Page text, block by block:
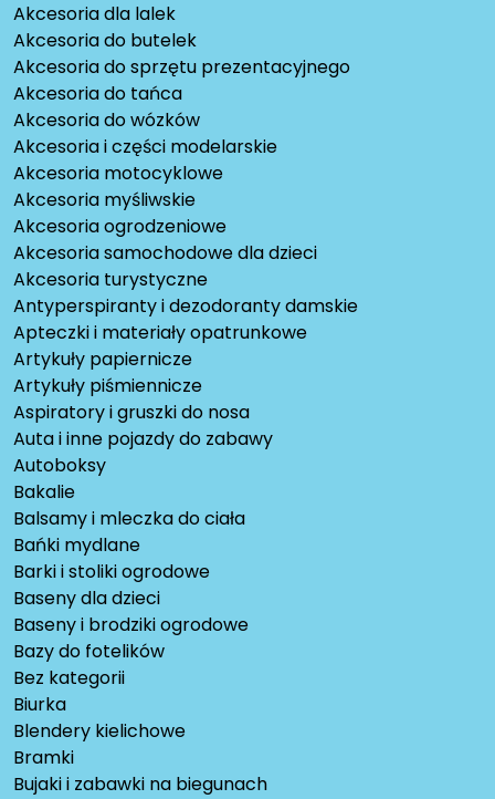
Akcesoria dla lalek
Akcesoria do butelek
Akcesoria do sprzętu prezentacyjnego
Akcesoria do tańca
Akcesoria do wózków
Akcesoria i części modelarskie
Akcesoria motocyklowe
Akcesoria myśliwskie
Akcesoria ogrodzeniowe
Akcesoria samochodowe dla dzieci
Akcesoria turystyczne
Antyperspiranty i dezodoranty damskie
Apteczki i materiały opatrunkowe
Artykuły papiernicze
Artykuły piśmiennicze
Aspiratory i gruszki do nosa
Auta i inne pojazdy do zabawy
Autoboksy
Bakalie
Balsamy i mleczka do ciała
Bańki mydlane
Barki i stoliki ogrodowe
Baseny dla dzieci
Baseny i brodziki ogrodowe
Bazy do fotelików
Bez kategorii
Biurka
Blendery kielichowe
Bramki
Bujaki i zabawki na biegunach